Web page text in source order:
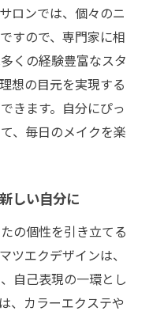
ロンでは、個々のニ
すので、専門家に相
くの経験豊富なスタ
想の目元を実現する
きます。自分にぴっ
、毎日のメイクを楽
しい自分に
の個性を引き立てる
ツエクデザインは、
自己表現の一環とし
、カラーエクステや